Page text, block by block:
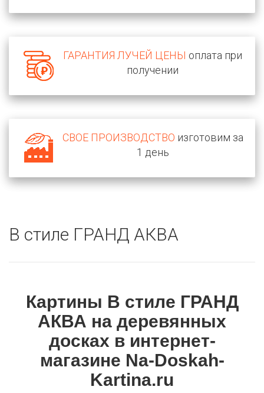
ГАРАНТИЯ ЛУЧЕЙ ЦЕНЫ оплата при
получении
СВОЕ ПРОИЗВОДСТВО изготовим за
1 день
В стиле ГРАНД АКВА
Картины В стиле ГРАНД
АКВА на деревянных
досках в интернет-
магазине Na-Doskah-
Kartina.ru